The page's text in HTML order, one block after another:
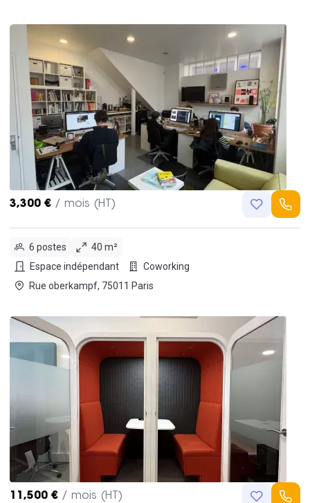
3,300 € / mois (HT)
6 postes
40 m²
Espace indépendant
Coworking
Rue oberkampf, 75011 Paris
11,500 € / mois (HT)